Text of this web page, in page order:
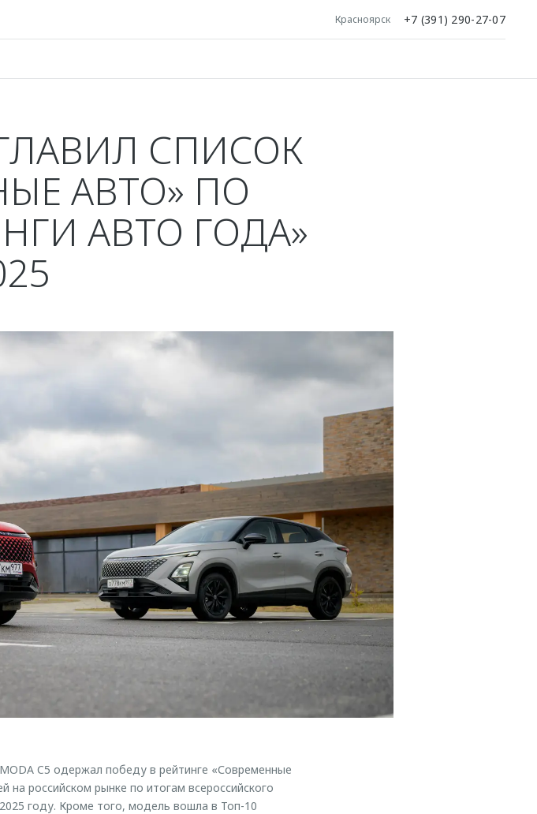
Красноярск +7 (391) 290-27-07
СПИСОК
АВТО» ПО
АВТО ГОДА»
C5 одержал победу в рейтинге «Современные
российском рынке по итогам всероссийского
году. Кроме того, модель вошла в Топ-10